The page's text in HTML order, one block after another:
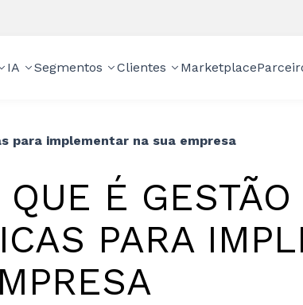
IA Segmentos Clientes Marketplace
para implementar na sua empresa
QUE É
PARA